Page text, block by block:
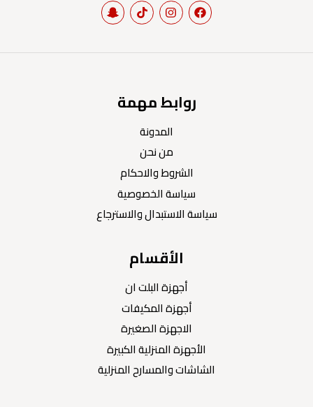
روابط مهمة
المدونة
من نحن
الشروط والاحكام
سياسة الخصوصية
سياسة الاستبدال والاسترجاع
الأقسام
أجهزة البلت ان
أجهزة المكيفات
الاجهزة الصغيرة
الأجهزة المنزلية الكبيرة
الشاشات والمسارح المنزلية